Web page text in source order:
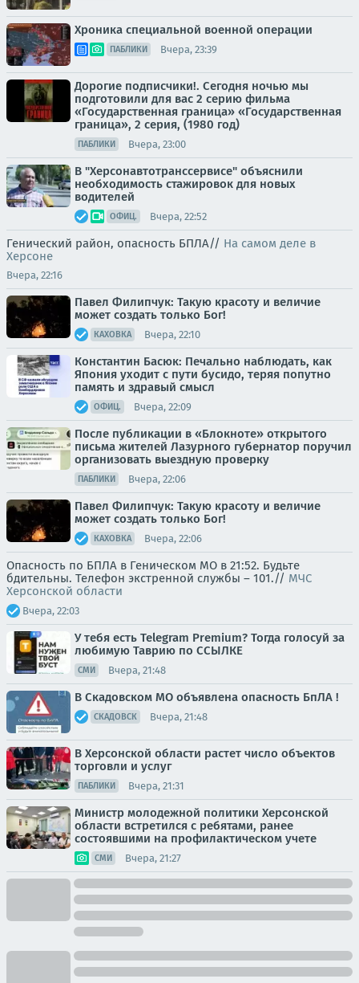
Хроника специальной военной операции
ПАБЛИКИ Вчера, 23:39
Дорогие подписчики!. Сегодня ночью мы
подготовили для вас 2 серию фильма
«Государственная граница» «Государственная
граница», 2 серия, (1980 год)
ПАБЛИКИ Вчера, 23:00
В "Херсонавтотранссервисе" объяснили
необходимость стажировок для новых
водителей
ОФИЦ. Вчера, 22:52
Генический район, опасность БПЛА// На самом деле в
Херсоне
Вчера, 22:16
Павел Филипчук: Такую красоту и величие
может создать только Бог!
КАХОВКА Вчера, 22:10
Константин Басюк: Печально наблюдать, как
Япония уходит с пути бусидо, теряя попутно
память и здравый смысл
ОФИЦ. Вчера, 22:09
После публикации в «Блокноте» открытого
письма жителей Лазурного губернатор поручил
организовать выездную проверку
ПАБЛИКИ Вчера, 22:06
Павел Филипчук: Такую красоту и величие
может создать только Бог!
КАХОВКА Вчера, 22:06
Опасность по БПЛА в Геническом МО в 21:52. Будьте
бдительны. Телефон экстренной службы – 101.// МЧС
Херсонской области
Вчера, 22:03
У тебя есть Telegram Premium? Тогда голосуй за
любимую Таврию по ССЫЛКЕ
СМИ Вчера, 21:48
В Скадовском МО объявлена опасность БпЛА !
СКАДОВСК Вчера, 21:48
В Херсонской области растет число объектов
торговли и услуг
ПАБЛИКИ Вчера, 21:31
Министр молодежной политики Херсонской
области встретился с ребятами, ранее
состоявшими на профилактическом учете
СМИ Вчера, 21:27